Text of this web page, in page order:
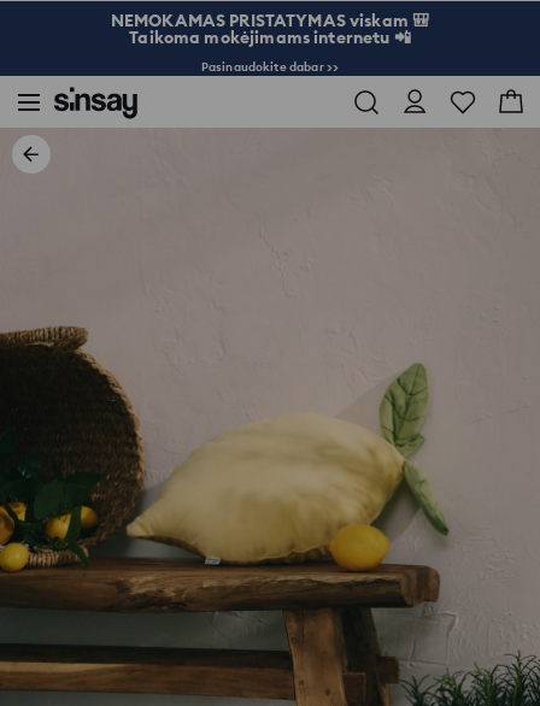
NEMOKAMAS PRISTATYMAS viskam 🎒
Taikoma mokėjimams internetu 📲
Pasinaudokite dabar >>